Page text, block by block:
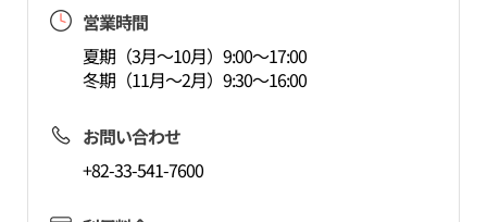
営業時間
夏期（3月～10月）9:00～17:00
冬期（11月～2月）9:30～16:00
お問い合わせ
+82-33-541-7600